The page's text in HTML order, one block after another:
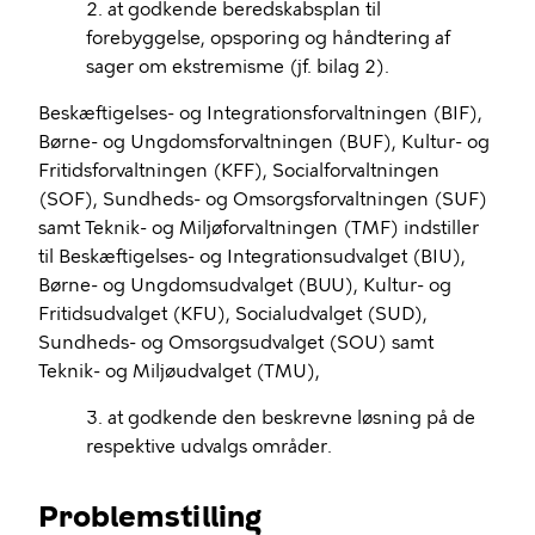
2. at godkende beredskabsplan til
forebyggelse, opsporing og håndtering af
sager om ekstremisme (jf. bilag 2).
Beskæftigelses- og Integrationsforvaltningen (BIF),
Børne- og Ungdomsforvaltningen (BUF), Kultur- og
Fritidsforvaltningen (KFF), Socialforvaltningen
(SOF), Sundheds- og Omsorgsforvaltningen (SUF)
samt Teknik- og Miljøforvaltningen (TMF) indstiller
til Beskæftigelses- og Integrationsudvalget (BIU),
Børne- og Ungdomsudvalget (BUU), Kultur- og
Fritidsudvalget (KFU), Socialudvalget (SUD),
Sundheds- og Omsorgsudvalget (SOU) samt
Teknik- og Miljøudvalget (TMU),
3. at godkende den beskrevne løsning på de
respektive udvalgs områder.
Problemstilling